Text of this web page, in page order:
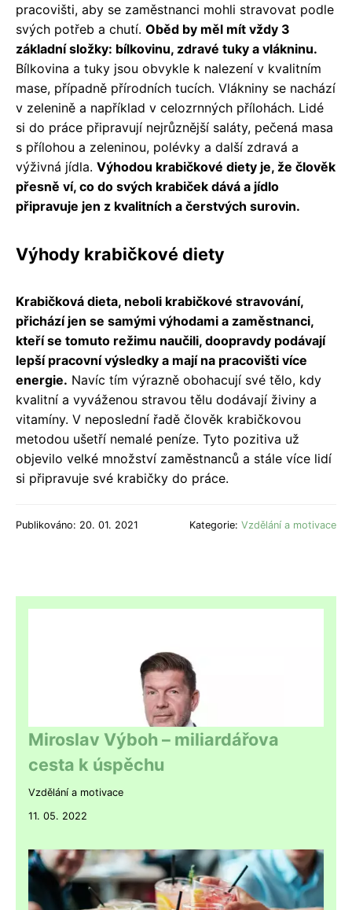
pracovišti, aby se zaměstnanci mohli stravovat podle
svých potřeb a chutí. Oběd by měl mít vždy 3
základní složky: bílkovinu, zdravé tuky a vlákninu.
Bílkovina a tuky jsou obvykle k nalezení v kvalitním
mase, případně přírodních tucích. Vlákniny se nachází
v zelenině a například v celozrnných přílohách. Lidé
si do práce připravují nejrůznější saláty, pečená masa
s přílohou a zeleninou, polévky a další zdravá a
výživná jídla. Výhodou krabičkové diety je, že člověk
přesně ví, co do svých krabiček dává a jídlo
připravuje jen z kvalitních a čerstvých surovin.
Výhody krabičkové diety
Krabičková dieta, neboli krabičkové stravování,
přichází jen se samými výhodami a zaměstnanci,
kteří se tomuto režimu naučili, doopravdy podávají
lepší pracovní výsledky a mají na pracovišti více
energie. Navíc tím výrazně obohacují své tělo, kdy
kvalitní a vyváženou stravou tělu dodávají živiny a
vitamíny. V neposlední řadě člověk krabičkovou
metodou ušetří nemalé peníze. Tyto pozitiva už
objevilo velké množství zaměstnanců a stále více lidí
si připravuje své krabičky do práce.
Publikováno: 20. 01. 2021 Kategorie: Vzdělání a motivace
Miroslav Výboh – miliardářova
cesta k úspěchu
Vzdělání a motivace
11. 05. 2022